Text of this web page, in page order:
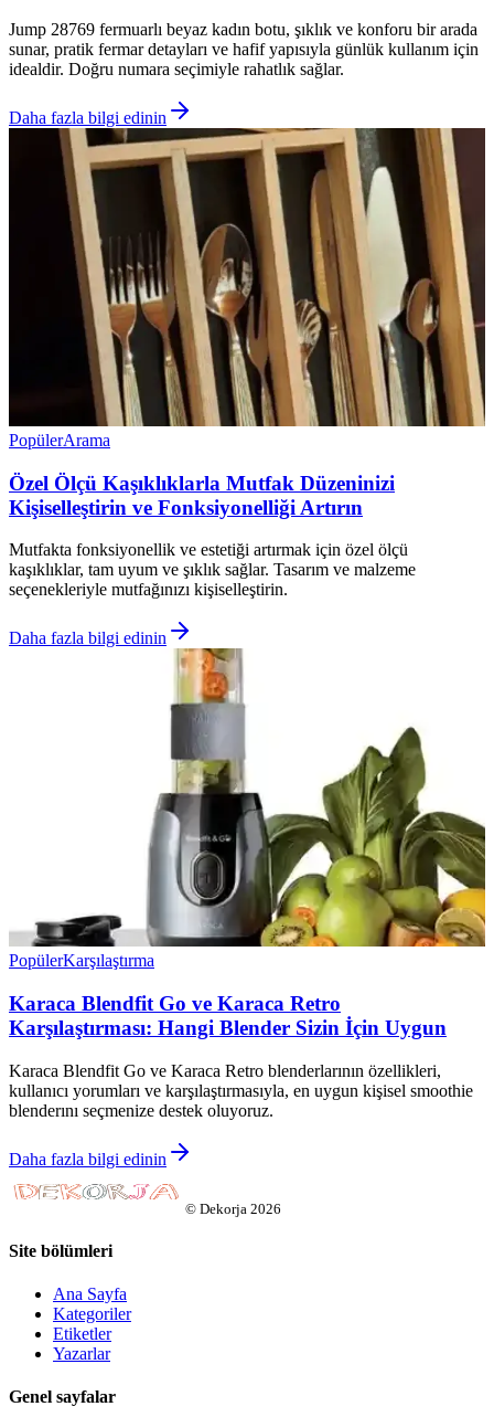
Jump 28769 fermuarlı beyaz kadın botu, şıklık ve konforu bir arada
sunar, pratik fermar detayları ve hafif yapısıyla günlük kullanım için
idealdir. Doğru numara seçimiyle rahatlık sağlar.
Daha fazla bilgi edinin
PopülerArama
Özel Ölçü Kaşıklıklarla Mutfak Düzeninizi
Kişiselleştirin ve Fonksiyonelliği Artırın
Mutfakta fonksiyonellik ve estetiği artırmak için özel ölçü
kaşıklıklar, tam uyum ve şıklık sağlar. Tasarım ve malzeme
seçenekleriyle mutfağınızı kişiselleştirin.
Daha fazla bilgi edinin
PopülerKarşılaştırma
Karaca Blendfit Go ve Karaca Retro
Karşılaştırması: Hangi Blender Sizin İçin Uygun
Karaca Blendfit Go ve Karaca Retro blenderlarının özellikleri,
kullanıcı yorumları ve karşılaştırmasıyla, en uygun kişisel smoothie
blenderını seçmenize destek oluyoruz.
Daha fazla bilgi edinin
© Dekorja 2026
Site bölümleri
Ana Sayfa
Kategoriler
Etiketler
Yazarlar
Genel sayfalar